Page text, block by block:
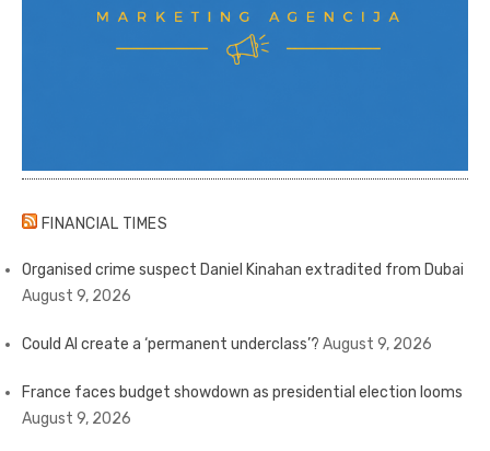
FINANCIAL TIMES
Organised crime suspect Daniel Kinahan extradited from Dubai
August 9, 2026
Could AI create a ‘permanent underclass’? August 9, 2026
France faces budget showdown as presidential election looms
August 9, 2026